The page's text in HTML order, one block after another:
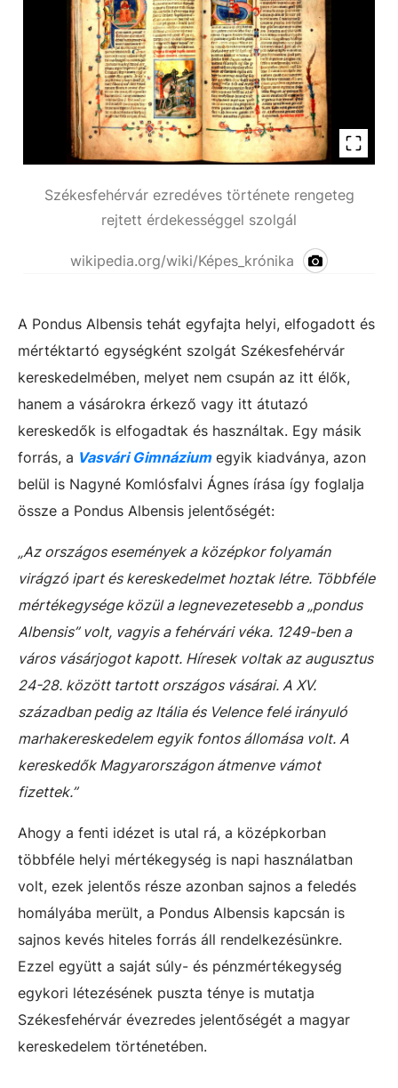
Székesfehérvár ezredéves története rengeteg
rejtett érdekességgel szolgál
wikipedia.org/wiki/Képes_krónika
A Pondus Albensis tehát egyfajta helyi, elfogadott és
mértéktartó egységként szolgát Székesfehérvár
kereskedelmében, melyet nem csupán az itt élők,
hanem a vásárokra érkező vagy itt átutazó
kereskedők is elfogadtak és használtak. Egy másik
forrás, a Vasvári Gimnáziumegyik kiadványa, azon
belül is Nagyné Komlósfalvi Ágnes írása így foglalja
össze a Pondus Albensis jelentőségét:
„Az országos események a középkor folyamán
virágzó ipart és kereskedelmet hoztak létre. Többféle
mértékegysége közül a legnevezetesebb a „pondus
Albensis” volt, vagyis a fehérvári véka. 1249-ben a
város vásárjogot kapott. Híresek voltak az augusztus
24-28. között tartott országos vásárai. A XV.
században pedig az Itália és Velence felé irányuló
marhakereskedelem egyik fontos állomása volt. A
kereskedők Magyarországon átmenve vámot
fizettek.”
Ahogy a fenti idézet is utal rá, a középkorban
többféle helyi mértékegység is napi használatban
volt, ezek jelentős része azonban sajnos a feledés
homályába merült, a Pondus Albensis kapcsán is
sajnos kevés hiteles forrás áll rendelkezésünkre.
Ezzel együtt a saját súly- és pénzmértékegység
egykori létezésének puszta ténye is mutatja
Székesfehérvár évezredes jelentőségét a magyar
kereskedelem történetében.